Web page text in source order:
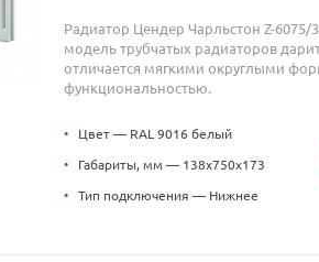
Радиатор Цендер Чарльстон Z-6075/3
модель трубчатых радиаторов
отличается мягкими округлыми
функциональностью.
• Цвет — RAL 9016 белый
• Габариты, мм — 138x750x173
• Тип подключения — Нижнее